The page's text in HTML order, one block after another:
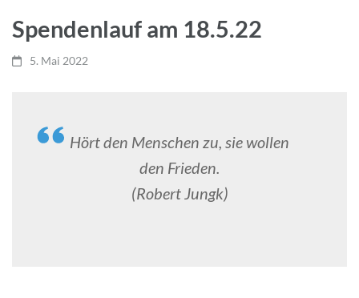
Spendenlauf am 18.5.22
5. Mai 2022
Hört den Menschen zu, sie wollen
den Frieden.
(Robert Jungk)